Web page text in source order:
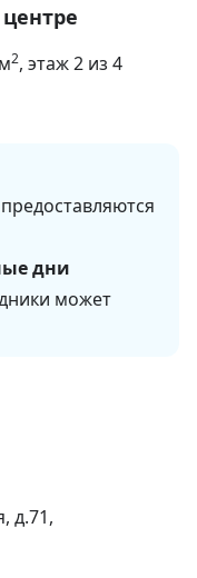
м2, этаж 2 из 4
дни
может
д.71,